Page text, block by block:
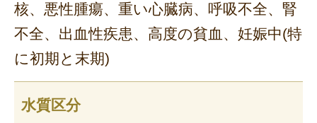
核、悪性腫瘍、重い心臓病、呼吸不全、腎
不全、出血性疾患、高度の貧血、妊娠中(特
に初期と末期)
水質区分